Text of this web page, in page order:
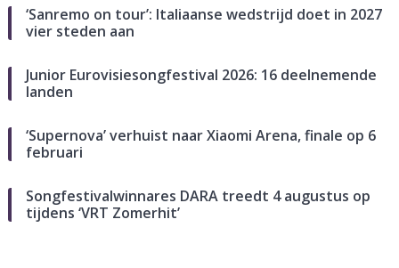
‘Sanremo on tour’: Italiaanse wedstrijd doet in 2027
vier steden aan
Junior Eurovisiesongfestival 2026: 16 deelnemende
landen
‘Supernova’ verhuist naar Xiaomi Arena, finale op 6
februari
Songfestivalwinnares DARA treedt 4 augustus op
tijdens ‘VRT Zomerhit’